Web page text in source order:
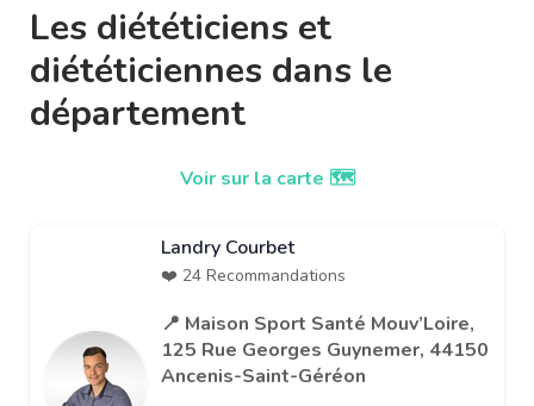
Les diététiciens et
diététiciennes dans le
département
Voir sur la carte 🗺️
Landry Courbet
❤️ 24 Recommandations
📍 Maison Sport Santé Mouv’Loire,
125 Rue Georges Guynemer, 44150
Ancenis-Saint-Géréon